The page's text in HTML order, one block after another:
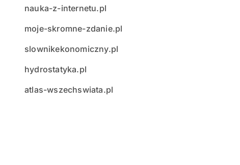
nauka-z-internetu.pl
moje-skromne-zdanie.pl
slownikekonomiczny.pl
hydrostatyka.pl
atlas-wszechswiata.pl